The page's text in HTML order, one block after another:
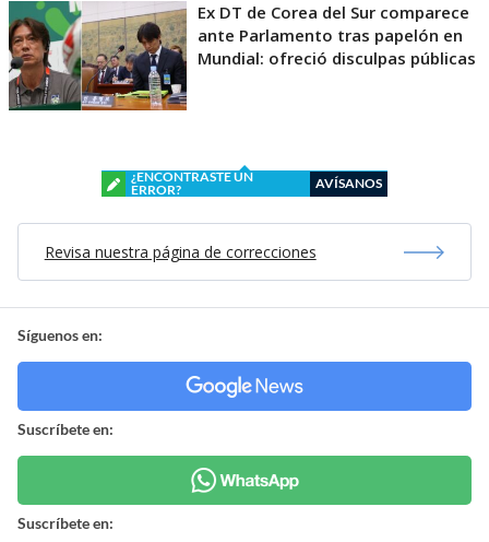
Ex DT de Corea del Sur comparece
ante Parlamento tras papelón en
Mundial: ofreció disculpas públicas
¿ENCONTRASTE UN
ERROR?
AVÍSANOS
Revisa nuestra página de correcciones
Síguenos en:
Suscríbete en:
Suscríbete en: